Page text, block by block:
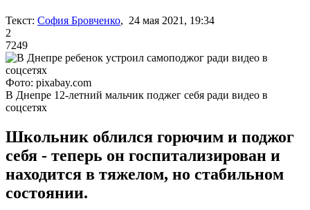
Текст: София Бровченко, 24 мая 2021, 19:34
2
7249
Фото: pixabay.com
В Днепре 12-летний мальчик поджег себя ради видео в
соцсетях
Школьник облился горючим и поджог
себя - теперь он госпитализирован и
находится в тяжелом, но стабильном
состоянии.